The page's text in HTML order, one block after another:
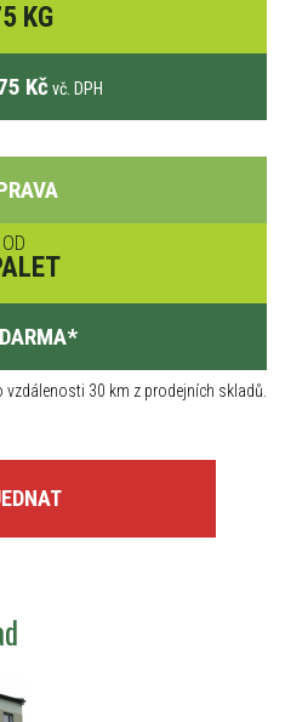
KG
Kč vč. DPH
OD
*
30 km z prodejních skladů.